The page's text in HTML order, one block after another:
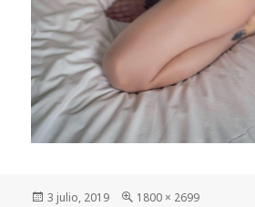
Publicado
3 julio, 2019
Tamaño
1800 × 2699